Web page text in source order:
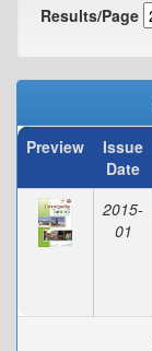
Results/Page
Preview
Issue
Date
2015-
01